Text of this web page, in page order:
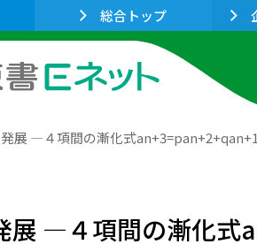
総合トップ
展 ―４項間の漸化式
展 ―４項間の漸化式